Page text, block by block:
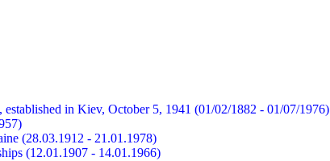
in Kiev, October 5, 1941 (01/02/1882 - 01/07/1976)
(28.03.1912 - 21.01.1978)
(12.01.1907 - 14.01.1966)